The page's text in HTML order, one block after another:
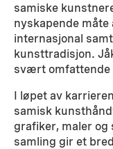
samiske
nyskapende måte
internasjonal
kunsttradisjon.
svært omfattende
I løpet av
samisk
grafiker, maler
samling gir et